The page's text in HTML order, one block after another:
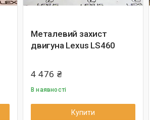
Металевий захист
двигуна Lexus LS460
4 476 ₴
В наявності
Купити